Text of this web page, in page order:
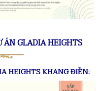
ÁN GLADIA HEIGHTS
HEIGHTS KHANG ĐIỀN: